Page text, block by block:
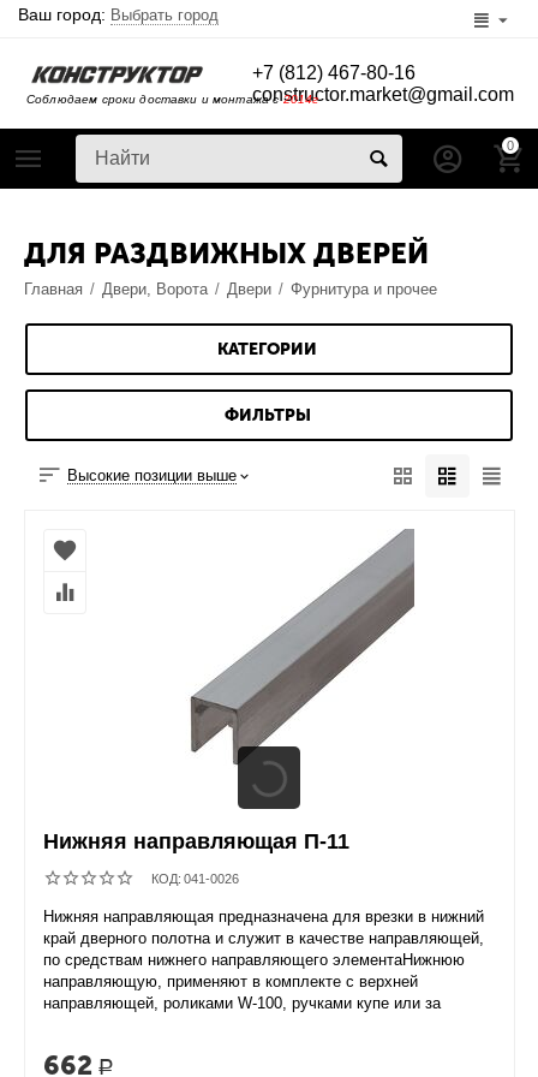
Ваш город: Выбрать город
Соблюдаем сроки доставки и монтажа с2014г
+7 (812) 467-80-16
constructor.market@gmail.com
0
ДЛЯ РАЗДВИЖНЫХ ДВЕРЕЙ
Главная / Двери, Ворота / Двери / Фурнитура и прочее
КАТЕГОРИИ
ФИЛЬТРЫ
Высокие позиции выше
Нижняя направляющая П-11
КОД: 041-0026
Нижняя направляющая предназначена для врезки в нижний
край дверного полотна и служит в качестве направляющей,
по средствам нижнего направляющего элементаНижнюю
направляющую, применяют в комплекте с верхней
направляющей, роликами W-100, ручками купе или за
662 Р